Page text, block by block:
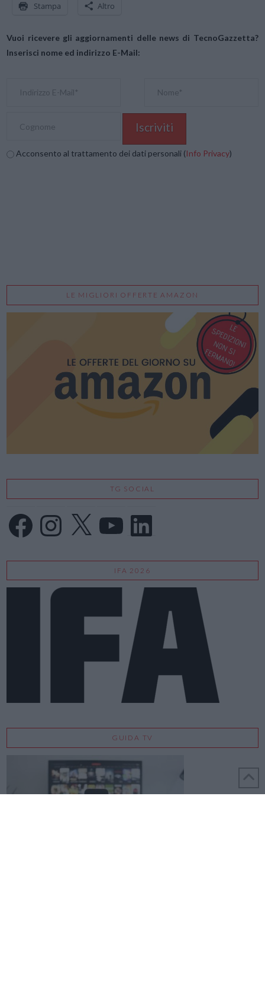
Stampa Altro
Vuoi ricevere gli aggiornamenti delle news di TecnoGazzetta?
Inserisci nome ed indirizzo E-Mail:
Acconsento al trattamento dei dati personali (Info Privacy)
LE MIGLIORI OFFERTE AMAZON
TG SOCIAL
FacebookInstagram
X LinkedIn
IFA 2026
GUIDA TV